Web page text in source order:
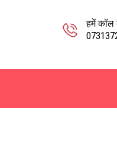
हमें कॉल